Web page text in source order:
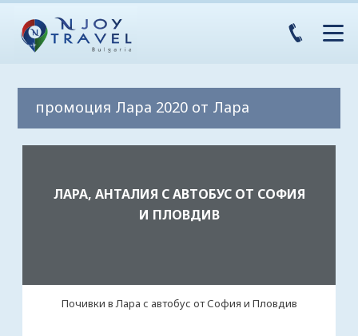
промоция Лара 2020 от Лара
ЛАРА, АНТАЛИЯ С АВТОБУС ОТ СОФИЯ
И ПЛОВДИВ
Почивки в Лара с автобус от София и Пловдив